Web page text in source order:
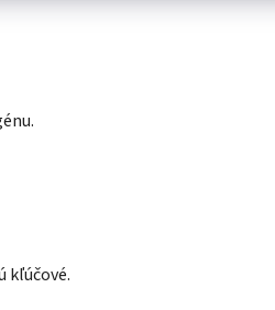
kľúčové.